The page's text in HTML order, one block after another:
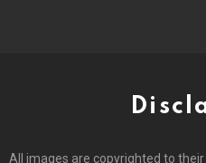
All images are copyrighted to